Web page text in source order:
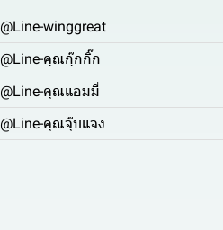
@Line-winggreat
@Line-คุณกุ๊กกิ๊ก
@Line-คุณแอมมี่
@Line-คุณจุ๊บแจง